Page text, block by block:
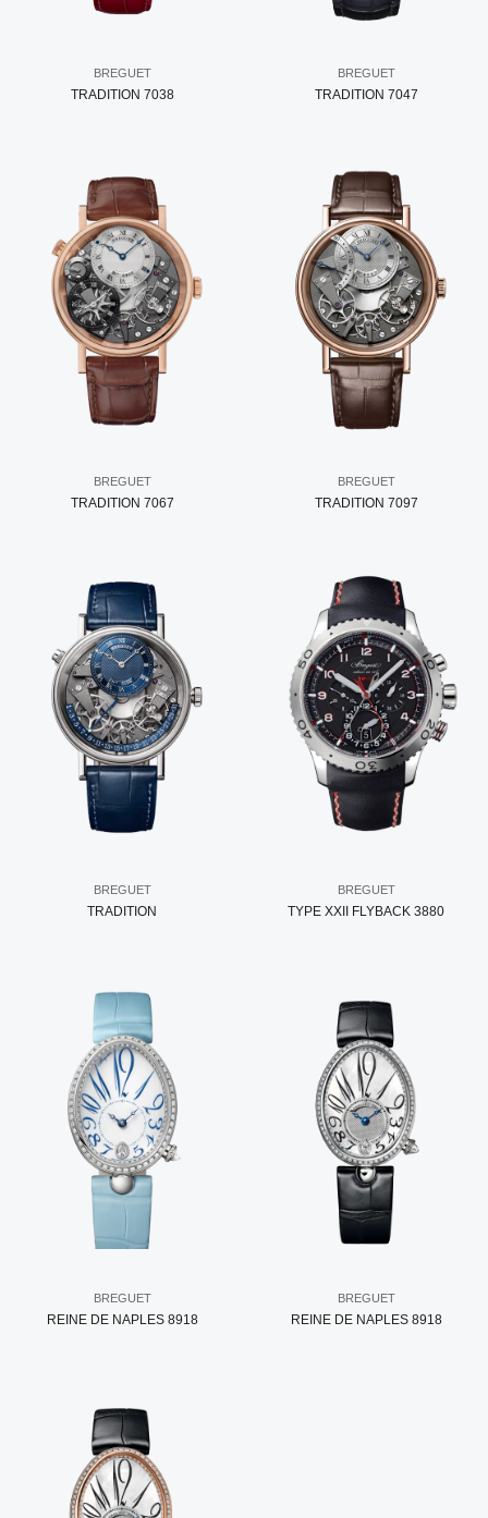
BREGUET
TRADITION 7038
BREGUET
TRADITION 7047
BREGUET
TRADITION 7067
BREGUET
TRADITION 7097
BREGUET
TRADITION
BREGUET
TYPE XXII FLYBACK 3880
BREGUET
REINE DE NAPLES 8918
BREGUET
REINE DE NAPLES 8918